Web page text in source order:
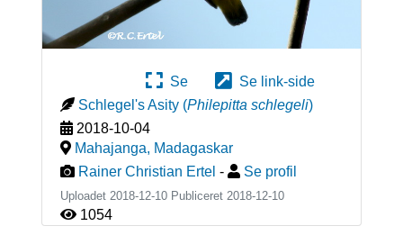
Se
Se link-side
Schlegel's Asity (Philepitta schlegeli)
2018-10-04
Mahajanga, Madagaskar
Rainer Christian Ertel - Se profil
Uploadet 2018-12-10 Publiceret 2018-12-10
1054